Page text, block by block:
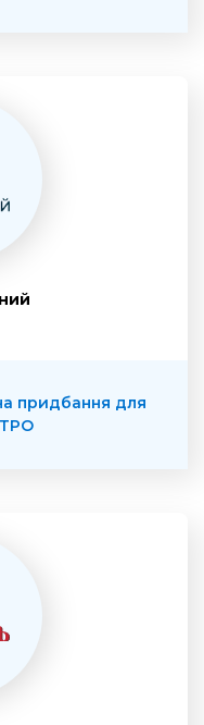
придбання для
ТРО